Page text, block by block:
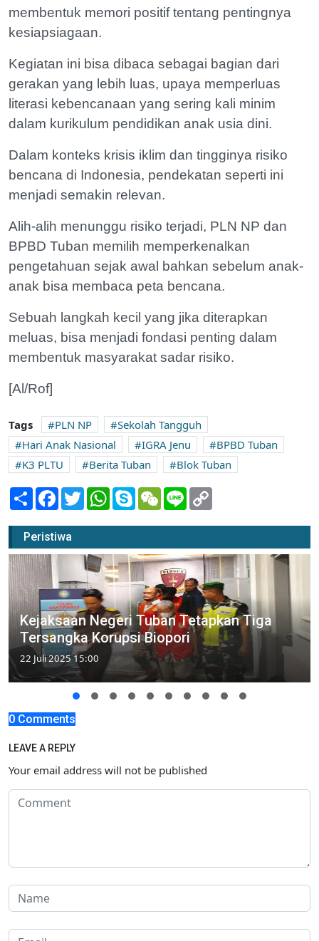
membentuk memori positif tentang pentingnya
kesiapsiagaan.
Kegiatan ini bisa dibaca sebagai bagian dari
gerakan yang lebih luas, upaya memperluas
literasi kebencanaan yang sering kali minim
dalam kurikulum pendidikan anak usia dini.
Dalam konteks krisis iklim dan tingginya risiko
bencana di Indonesia, pendekatan seperti ini
menjadi semakin relevan.
Alih-alih menunggu risiko terjadi, PLN NP dan
BPBD Tuban memilih memperkenalkan
pengetahuan sejak awal bahkan sebelum anak-
anak bisa membaca peta bencana.
Sebuah langkah kecil yang jika diterapkan
meluas, bisa menjadi fondasi penting dalam
membentuk masyarakat sadar risiko.
[Al/Rof]
Tags PLN NP
Sekolah Tangguh
Hari Anak Nasional
IGRA Jenu
BPBD Tuban
K3 PLTU
Berita Tuban
Blok Tuban
Share Facebook
TwitterWhatsApp
SkypeWeChatLine
Peristiwa
Kejaksaan Negeri Tuban Tetapkan Tiga
Tersangka Korupsi Biopori
22 Juli 2025 15:00
0 Comments
LEAVE A REPLY
Your email address will not be published